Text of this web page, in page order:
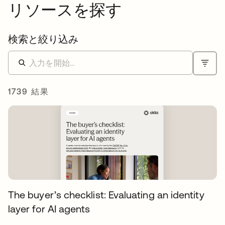
リソースを探す
検索と絞り込み
1739 結果
The buyer’s checklist: Evaluating an identity
layer for AI agents